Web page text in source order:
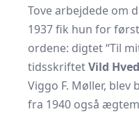
Tove arbejdede om
1937 fik hun for
ordene: digtet “Til
tidsskriftetVild
Viggo F. Møller, blev
fra 1940 også